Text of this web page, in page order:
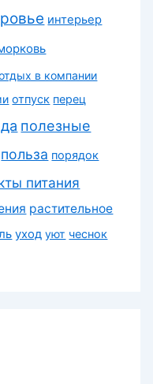
интерьер
в компании
отпуск перец
полезные
польза порядок
питания
растительное
уход уют чеснок